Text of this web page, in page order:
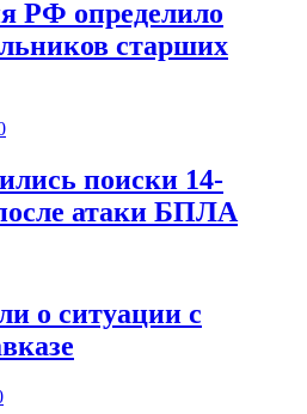
РФ определило
старших
поиски 14-
атаки БПЛА
о ситуации с